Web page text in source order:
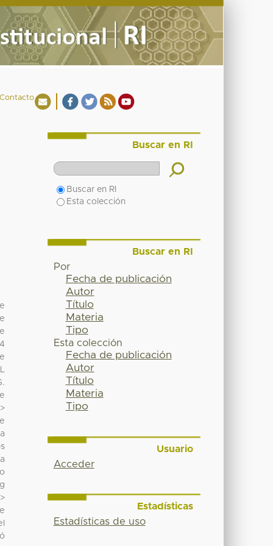
Contacto
Buscar en RI
Buscar en RI
Esta colección
Buscar en RI
Por
Fecha de publicación
Autor
Título
Materia
Tipo
Esta colección
Fecha de publicación
Autor
Título
Materia
Tipo
Usuario
Acceder
Estadísticas
Estadísticas de uso